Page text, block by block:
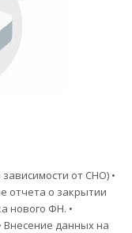
от СНО) •
отчета о закрытии
нового ФН. •
Внесение данных на